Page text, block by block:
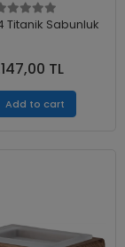
Titanik Sabunluk
TL
Add to cart